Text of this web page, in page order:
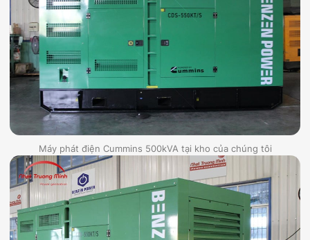
Máy phát điện Cummins 500kVA tại kho của chúng tôi